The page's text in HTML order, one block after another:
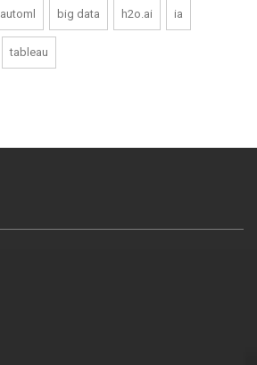
automl big data h2o.ai ia
tableau